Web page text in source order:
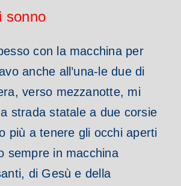
sonno
con la macchina per
anche all’una-le due di
verso mezzanotte, mi
strada statale a due corsie
più a tenere gli occhi aperti
sempre in macchina
di Gesù e della